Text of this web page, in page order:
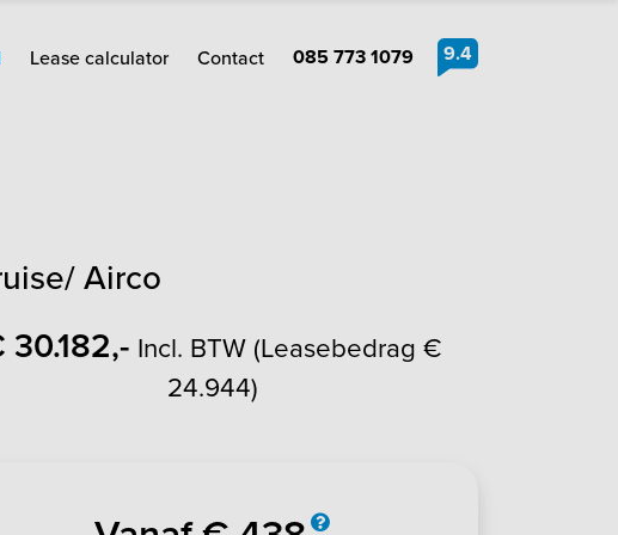
9.4
Lease calculator Contact 085 773 1079
Airco
30.182,- Incl. BTW (Leasebedrag €
24.944)